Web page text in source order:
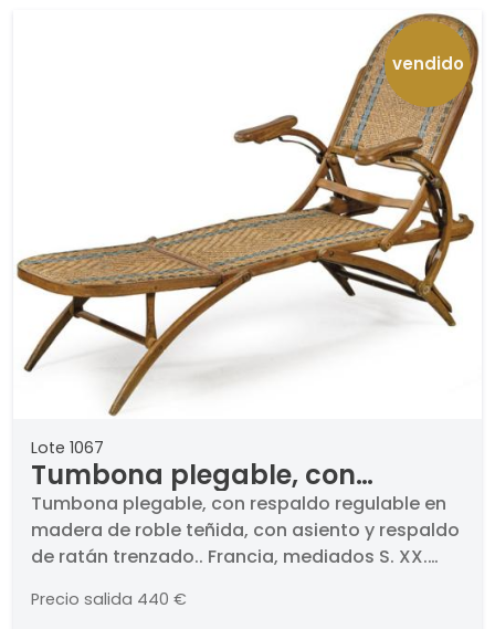
vendido
Lote 1067
Tumbona plegable, con
respaldo regulable en madera
de roble teñida, con asiento y
respaldo de ratán trenzado.
Tumbona plegable, con respaldo regulable en
madera de roble teñida, con asiento y respaldo
de ratán trenzado.. Francia, mediados S. XX.
Precio salida 440 €